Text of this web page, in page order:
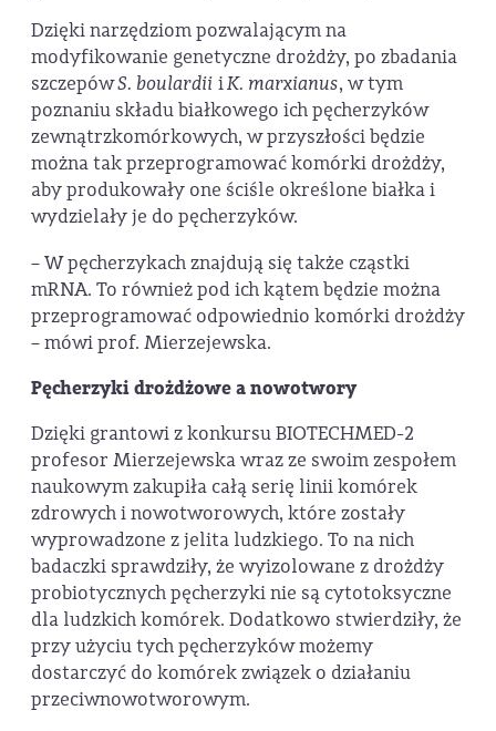
Dzięki narzędziom pozwalającym na
modyfikowanie genetyczne drożdży, po zbadania
szczepówS. boulardii iK. marxianus, w tym
poznaniu składu białkowego ich pęcherzyków
zewnątrzkomórkowych, w przyszłości będzie
można tak przeprogramować komórki drożdży,
aby produkowały one ściśle określone białka i
wydzielały je do pęcherzyków.
– W pęcherzykach znajdują się także cząstki
mRNA. To również pod ich kątem będzie można
przeprogramować odpowiednio komórki drożdży
– mówi prof. Mierzejewska.
Pęcherzyki drożdżowe a nowotwory
Dzięki grantowi z konkursu BIOTECHMED-2
profesor Mierzejewska wraz ze swoim zespołem
naukowym zakupiła całą serię linii komórek
zdrowych i nowotworowych, które zostały
wyprowadzone z jelita ludzkiego. To na nich
badaczki sprawdziły, że wyizolowane z drożdży
probiotycznych pęcherzyki nie są cytotoksyczne
dla ludzkich komórek. Dodatkowo stwierdziły, że
przy użyciu tych pęcherzyków możemy
dostarczyć do komórek związek o działaniu
przeciwnowotworowym.